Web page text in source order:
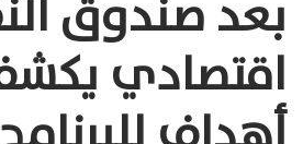
بعد صندوق